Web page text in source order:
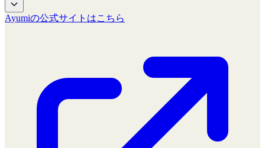
Ayumiの公式サイトはこちら